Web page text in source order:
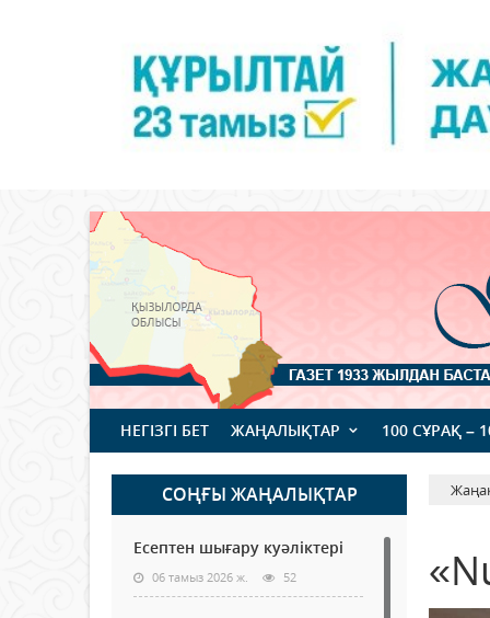
НЕГІЗГІ БЕТ ЖАҢАЛЫҚТАР 100 СҰРАҚ –
СОҢҒЫ ЖАҢАЛЫҚТАР
Есептен шығару куәліктері
06 тамыз 2026 ж. 52